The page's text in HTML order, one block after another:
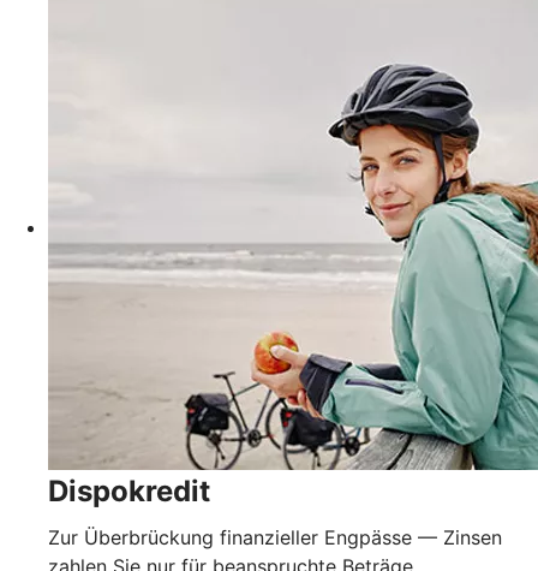
Dispokredit
Zur Überbrückung finanzieller Engpässe — Zinsen
zahlen Sie nur für beanspruchte Beträge.